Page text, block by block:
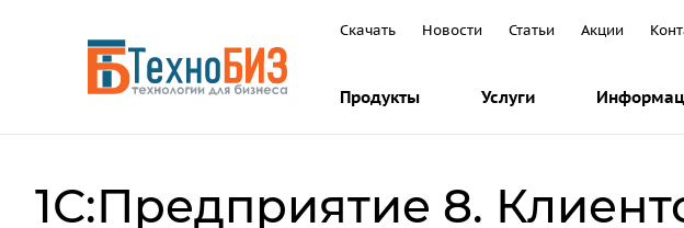
Скачать Новости Статьи Акции
Продукты Услуги
1С:Предприятие 8.